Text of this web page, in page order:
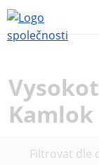
Kamlok
Filtrovat dle